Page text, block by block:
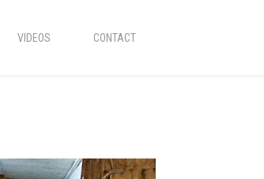
VIDEOS CONTACT